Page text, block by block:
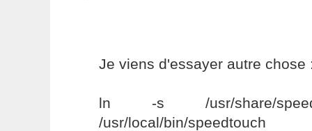
Je viens d'essayer autre chose
ln -s /usr/share/
/usr/local/bin/speedtouch